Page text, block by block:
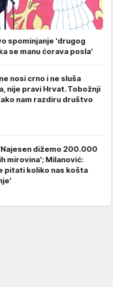
spominjanje 'drugog
se manu ćorava posla'
nosi crno i ne sluša
nije pravi Hrvat. Tobožnji
nam razdiru društvo
dižemo 200.000
mirovina'; Milanović:
pitati koliko nas košta